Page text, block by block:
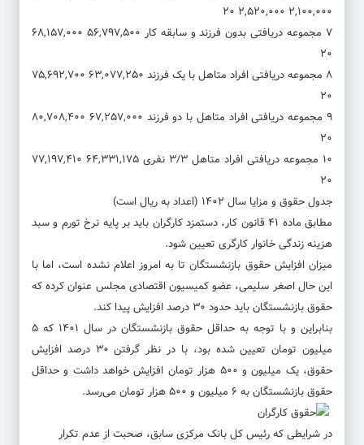
۲,۱۰۰,۰۰۰ ۲,۵۲۰,۰۰۰ ۲۰
۷ مجموعه دریافتی بدون فرزند و سابقه کار ۵۶,۷۹۷,۵۰۰ ۶۸,۱۵۷,۰۰۰
۲۰
۸ مجموعه دریافتی افراد متاهل با یک فرزند ۶۳,۰۷۷,۲۵۰ ۷۵,۶۹۲,۷۰۰
۲۰
۹ مجموعه دریافتی افراد متاهل با دو فرزند ۶۷,۲۵۷,۰۰۰ ۸۰,۷۰۸,۴۰۰
۲۰
۱۰ مجموعه دریافتی افراد متاهل ۳/۳ نفری ۶۴,۳۳۱,۱۷۵ ۷۷,۱۹۷,۴۱۰
۲۰
جدول حقوق و مزایا سال ۱۴۰۲ (اعداد به ریال است)
مطابق ماده ۴١ قانون کار، دستمزد کارگران باید بر پایه نرخ تورم و سبد
هزینه زندگی خانوار کارگری تعیین شود.
میزان افزایش حقوق بازنشستگان تا به امروز اعلام نشده است، اما با
این حال اصغر سلیمی، عضو کمیسیون اقتصادی مجلس عنوان کرده که
حقوق بازنشستگان باید حدود ۳۰ درصد افزایش پیدا کند.
بنابراین و با توجه به حداقل حقوق بازنشستگان در سال ۱۴۰۱ که ۵
میلیون تومان تعیین شده بود، با در نظر گرفتن ۳۰ درصد افزایش
حقوق، یک میلیون و ۵۰۰ هزار تومان افزایش خواهد داشت و حداقل
حقوق بازنشستگان به ۶ میلیون و ۵۰۰ هزار تومان می‌رسد.
در شرایطی که رئیس کل بانک مرکزی سابق، صحبت از عدم تکرار